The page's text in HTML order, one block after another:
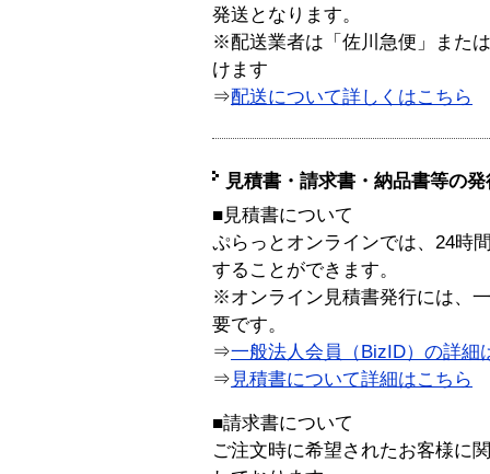
発送となります。
※配送業者は「佐川急便」また
けます
⇒配送について詳しくはこちら
見積書・請求書・納品書等の
■見積書について
ぷらっとオンラインでは、24時
することができます。
※オンライン見積書発行には、
要です。
⇒一般法人会員（BizID）の詳細
⇒ 見積書について詳細はこちら
■請求書について
ご注文時に希望されたお客様に